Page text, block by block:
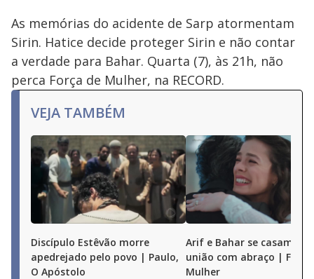
As memórias do acidente de Sarp atormentam
Sirin. Hatice decide proteger Sirin e não contar
a verdade para Bahar. Quarta (7), às 21h, não
perca Força de Mulher, na RECORD.
VEJA TAMBÉM
Discípulo Estêvão morre
apedrejado pelo povo | Paulo,
O Apóstolo
Arif e Bahar se casam e
união com abraço |
Mulher